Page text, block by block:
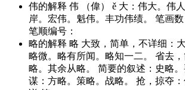
伟的解释 伟 （偉） ě 大：伟大。伟
岸。宏伟。魁伟。丰功伟绩。 笔画数
笔顺编号：
略的解释 略 大致，简单，不详细：
略微。略有所闻。略知一二。 省去
略。其余从略。 简要的叙述：史略
谋：方略。策略。战略。 抢，掠夺：